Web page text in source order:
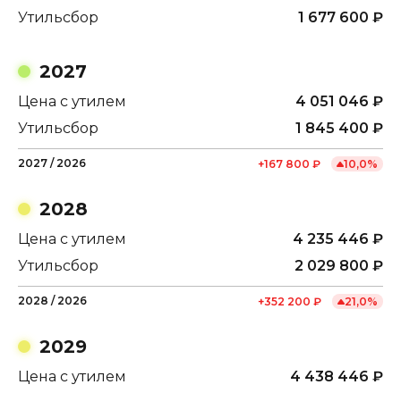
Утильсбор
1 677 600 ₽
2027
Цена с утилем 4 051 046 ₽
Утильсбор
1 845 400 ₽
2027 / 2026 +167 800 ₽ 10,0%
2028
Цена с утилем 4 235 446 ₽
Утильсбор
2 029 800 ₽
2028 / 2026 +352 200 ₽ 21,0%
2029
Цена с утилем 4 438 446 ₽